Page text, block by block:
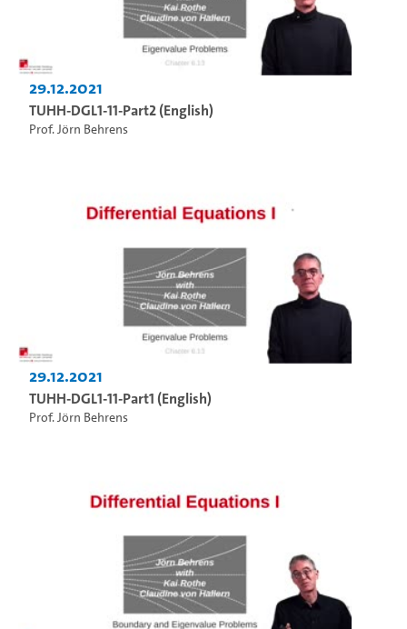
29.12.2021
TUHH-DGL1-11-Part2 (English)
Prof. Jörn Behrens
29.12.2021
TUHH-DGL1-11-Part1 (English)
Prof. Jörn Behrens